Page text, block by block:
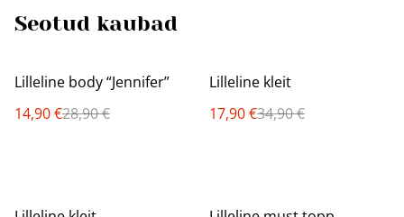
Seotud kaubad
%
Lilleline body “Jennifer”
14,90 €28,90 €
%
Lilleline kleit
17,90 €34,90 €
% %